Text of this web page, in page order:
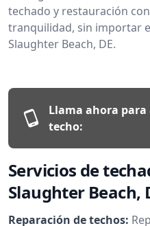
techado y restauración
tranquilidad, sin importar
Slaughter Beach, DE.
Llama ahora
techo:
Servicios de
Slaughter Beach,
Reparación de techos: